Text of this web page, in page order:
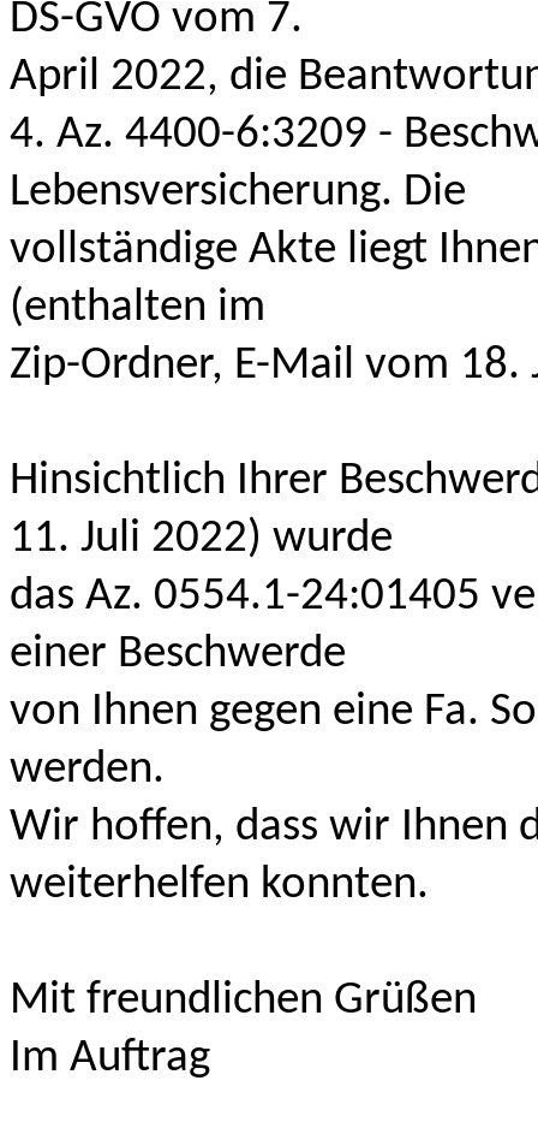
DS-GVO vom 7.
April 2022, die
4. Az. 4400-6:3209 -
Lebensversicherung. Die
vollständige Akte liegt
(enthalten im
Zip-Ordner, E-Mail vom 18.
Hinsichtlich Ihrer
11. Juli 2022) wurde
das Az. 0554.1-24:01405
einer Beschwerde
von Ihnen gegen eine Fa.
werden.
Wir hoffen, dass wir Ihnen
weiterhelfen konnten.
Mit freundlichen Grüßen
Im Auftrag